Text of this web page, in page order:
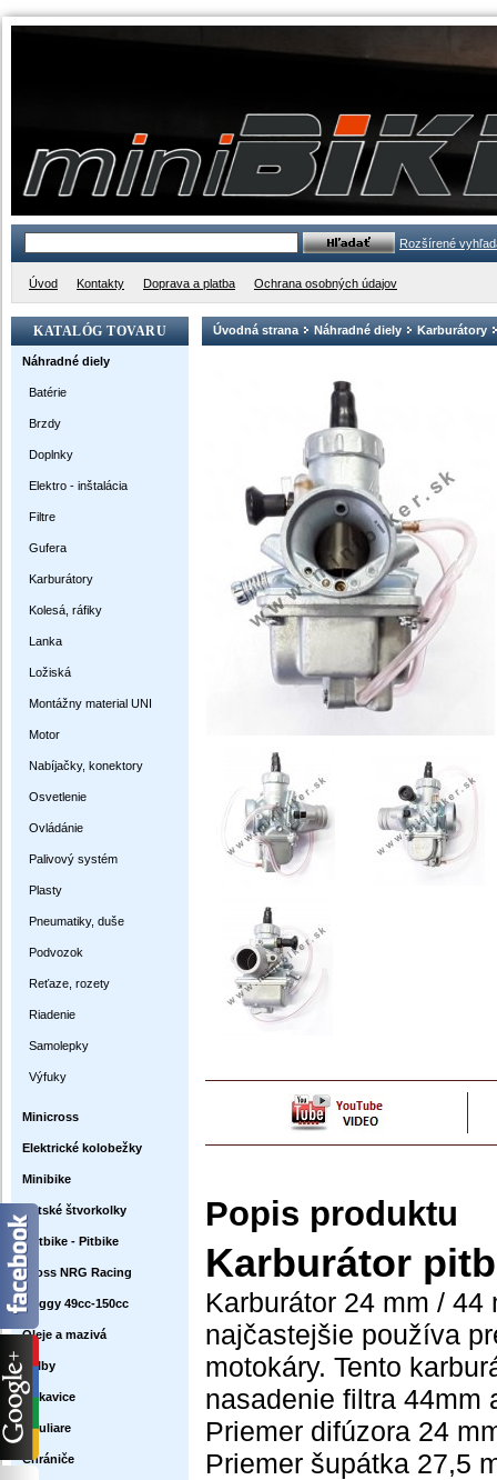
Rozšírené
Úvod Kontakty Doprava a platba Ochrana osobných údajov
KATALÓG TOVARU
Náhradné diely
Batérie
Brzdy
Doplnky
Elektro - inštalácia
Filtre
Gufera
Karburátory
Kolesá, ráfiky
Lanka
Ložiská
Montážny material UNI
Motor
Nabíjačky, konektory
Osvetlenie
Ovládánie
Palivový systém
Plasty
Pneumatiky, duše
Podvozok
Reťaze, rozety
Riadenie
Samolepky
Výfuky
Minicross
Elektrické kolobežky
Minibike
Detské štvorkolky
Dirtbike - Pitbike
Cross NRG Racing
Buggy 49cc-150cc
Oleje a mazivá
Prilby
Rukavice
Okuliare
Chrániče
Úvodná strana Náhradné diely Karburátory
Popis produktu
Karburátor
Karburátor 24 mm /
najčastejšie používa
motokáry. Tento
nasadenie filtra 44mm
Priemer difúzora 24
Priemer šupátka 27,5